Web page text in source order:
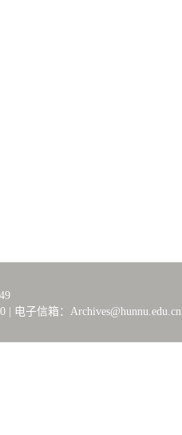
电子信箱：Archives@hunnu.edu.cn